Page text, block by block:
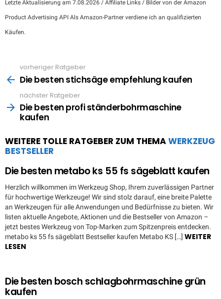
Letzte Aktualisierung am 7.08.2026 / Affiliate Links / Bilder von der Amazon
Product Advertising API Als Amazon-Partner verdiene ich an qualifizierten
Käufen.
more
vorheriger Ratgeber
Die besten stichsäge empfehlung kaufen
nächster Ratgeber
Die besten profi ständerbohrmaschine
kaufen
WEITERE TOLLE RATGEBER ZUM THEMAWERKZEUG
BESTSELLER
Die besten metabo ks 55 fs sägeblatt kaufen
Herzlich willkommen im Werkzeug Shop, Ihrem zuverlässigen Partner
für hochwertige Werkzeuge! Wir sind stolz darauf, eine breite Palette
an Werkzeugen für alle Anwendungen und Bedürfnisse zu bieten. Wir
listen aktuelle Angebote, Aktionen und die Bestseller von Amazon –
jetzt bestes Werkzeug von Top-Marken zum Spitzenpreis entdecken.
metabo ks 55 fs sägeblatt Bestseller kaufen Metabo KS […] WEITER
LESEN
Die besten bosch schlagbohrmaschine grün
kaufen